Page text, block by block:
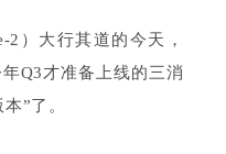
2）大行其道的今天，
Q3才准备上线的三消
”了。